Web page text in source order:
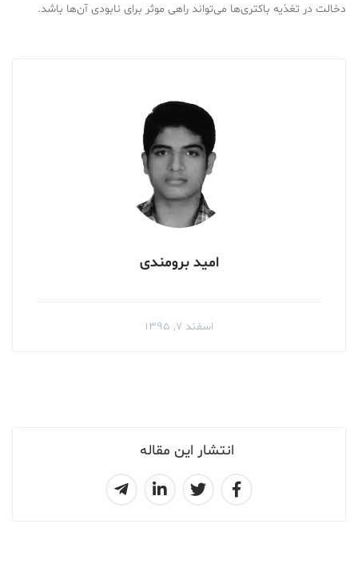
انتشار این مقاله
دخالت در تغذیه باکتری‌ها می‌تواند راهی موثر برای نابودی آن‌ها باشد.
امید برومندی
اسفند ۷, ۱۳۹۵